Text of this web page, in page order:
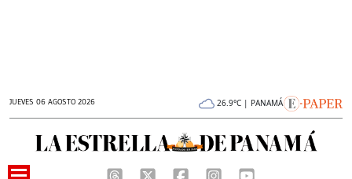
JUEVES 06 AGOSTO 2026 26.9°C | PANAMÁ